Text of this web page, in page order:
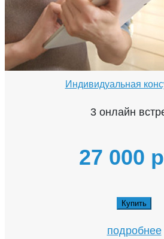
Индивидуальная
3 онлайн
27 000
Купить
подробнее